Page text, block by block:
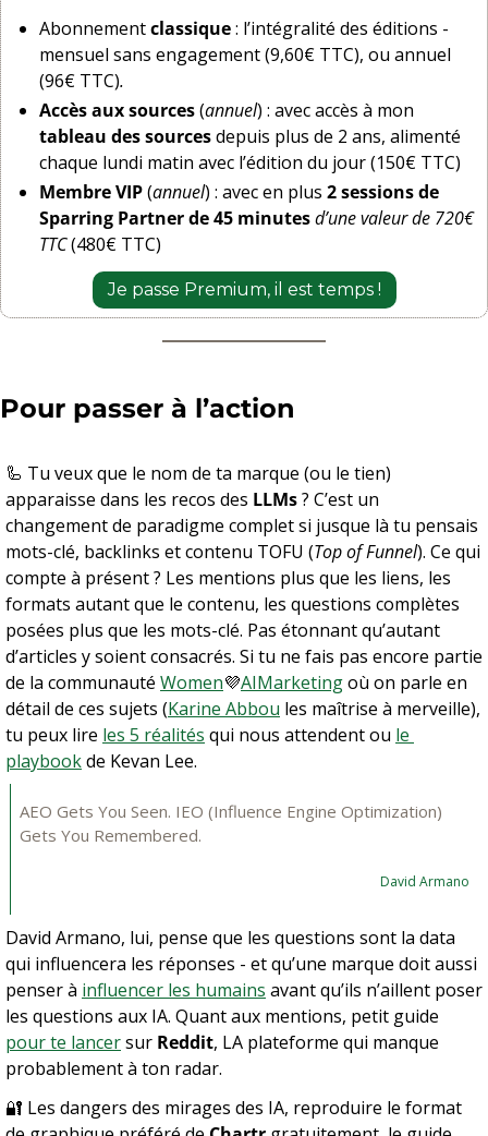
Abonnement classique : l’intégralité des éditions -
mensuel sans engagement (9,60€ TTC), ou annuel
(96€ TTC).
Accès aux sources (annuel
tableau des sources depuis plus de 2 ans, alimenté
chaque lundi matin avec l’édition du jour (150€ TTC)
Membre VIP (annuel) : avec en plus 2 sessions de
Sparring Partner de 45 minutesd’une valeur de 720€
TTC (480€ TTC)
Je passe Premium, il est temps !
Pour passer à l’action
🦾 Tu veux que le nom de ta marque (ou le tien)
apparaisse dans les recos des LLMs ? C’est un
changement de paradigme complet si jusque là tu pensais
mots-clé, backlinks et contenu TOFU (Top of Funnel). Ce qui
compte à présent ? Les mentions plus que les liens, les
formats autant que le contenu, les questions complètes
posées plus que les mots-clé. Pas étonnant qu’autant
d’articles y soient consacrés. Si tu ne fais pas encore partie
de la communauté Women💜AIMarketing où on parle en
détail de ces sujets (Karine Abbou les maîtrise à merveille),
tu peux lire les 5 réalités qui nous attendent ou le
playbook de Kevan Lee.
AEO Gets You Seen. IEO (Influence Engine Optimization)
Gets You Remembered.
David Armano
David Armano, lui, pense que les questions sont la data
qui influencera les réponses - et qu’une marque doit aussi
penser à influencer les humains avant qu’ils n’aillent poser
pour te lancer sur Reddit, LA plateforme qui manque
probablement à ton radar.
🔐 Les dangers des mirages des IA, reproduire le format